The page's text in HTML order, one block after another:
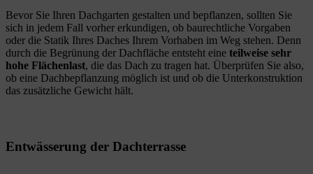
Bevor Sie Ihren Dachgarten gestalten und bepflanzen, sollten Sie
sich in jedem Fall vorher erkundigen, ob baurechtliche Vorgaben
oder die Statik Ihres Daches Ihrem Vorhaben im Weg stehen. Denn
durch die Begrünung der Dachfläche entsteht eine teilweise sehr
hohe Flächenlast, die das Dach zu tragen hat. Überprüfen Sie also,
ob eine Dachbepflanzung möglich ist und ob die Unterkonstruktion
das zusätzliche Gewicht hält.
Entwässerung der Dachterrasse